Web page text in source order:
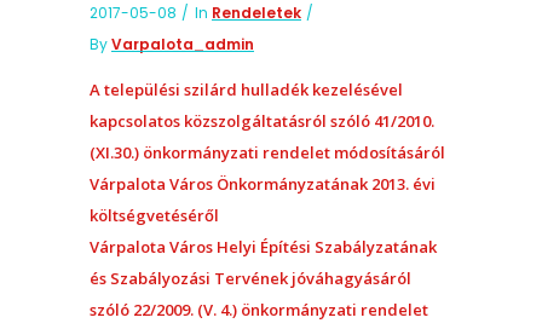
2017-05-08 In Rendeletek
ByVarpalota_admin
A települési szilárd hulladék kezelésével
kapcsolatos közszolgáltatásról szóló 41/2010.
(XI.30.) önkormányzati rendelet módosításáról
Várpalota Város Önkormányzatának 2013. évi
költségvetéséről
Várpalota Város Helyi Építési Szabályzatának
és Szabályozási Tervének jóváhagyásáról
szóló 22/2009. (V. 4.) önkormányzati rendelet